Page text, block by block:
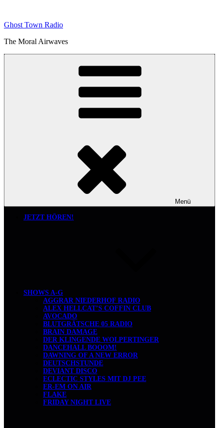
springen
Ghost Town Radio
The Moral Airwaves
Menü
JETZT HÖREN!
SHOWS A-G
AGGRAR NIEDERHOF RADIO
ALEX HELLCAT’S COFFIN CLUB
AVOCADO
BLUTGRÄTSCHE 05 RADIO
BRAIN DAMAGE
DER KLINGENDE WOLPERTINGER
DANCEHALL BOOOM!
DAWNING OF A NEW ERROR
DEUTSCHSTUNDE
DEVIANT DISCO
ECLECTIC STYLES MIT DJ PEE
ER-EM ON AIR
FLAKE
FRIDAY NIGHT LIVE